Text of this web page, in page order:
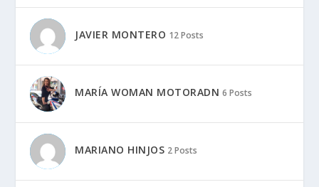
JAVIER MONTERO 12 Posts
MARÍA WOMAN MOTORADN 6 Posts
MARIANO HINJOS 2 Posts